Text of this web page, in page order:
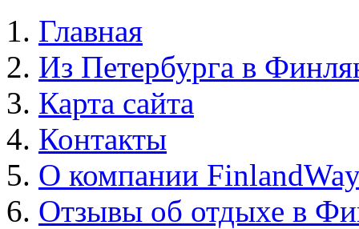
Главная
Из Петербурга в
Карта сайта
Контакты
О компании
Отзывы об отдыхе в